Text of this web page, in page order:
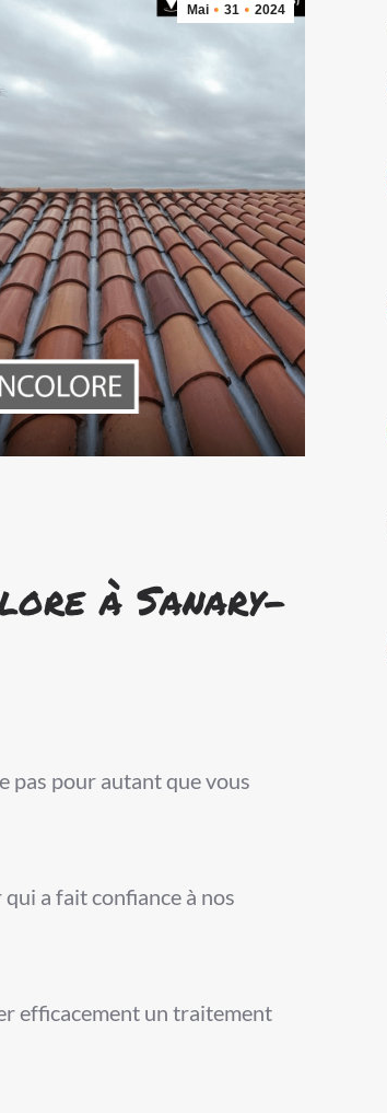
Mai 31 2024
à Sanary-
pas pour autant que vous
a fait confiance à nos
efficacement un traitement